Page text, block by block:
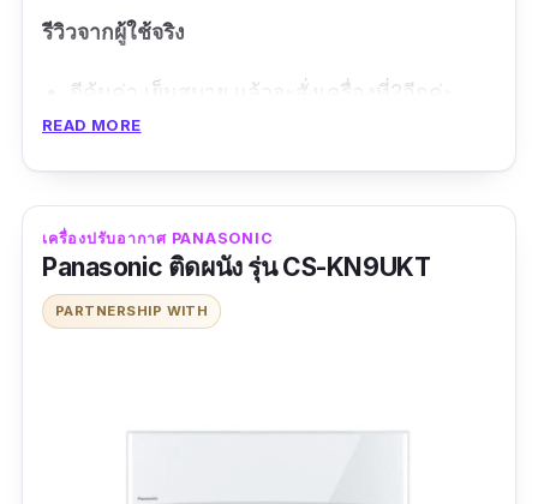
รีวิวจากผู้ใช้จริง
ดีคุ้มค่า เย็นสบาย แล้วจะสั่งเครื่องที่2อีกค่ะ
คุณภาพของตรงตามรูปสินค้าดี คุ้มค่าสมราคา
มี TURBO COOL โหมดสามารถปรับความเย็น
ทำความเย็น 4 ทิศทาง ทำให้ได้รับความเย็นทั่ว
READ MORE
เครื่องปรับอากาศ PANASONIC
Panasonic ติดผนัง รุ่น CS-KN9UKT
PARTNERSHIP WITH